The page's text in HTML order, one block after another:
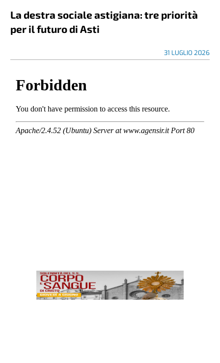
La destra sociale astigiana: tre priorità
per il futuro di Asti
31 LUGLIO 2026